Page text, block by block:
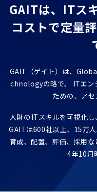
FAQ
GAITは、ITス
コストで定量
GAIT（ゲイト）は、
chnologyの略で、
ITエン
ための、アセ
人財のITスキルを可視化し
GAITは600社以上、15万
育成、配置、評価、採用な
4年10月